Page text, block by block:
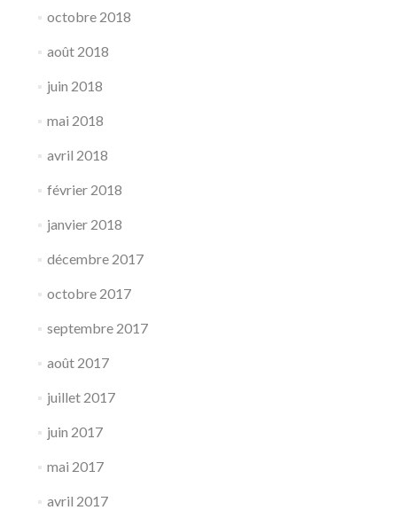
octobre 2018
août 2018
juin 2018
mai 2018
avril 2018
février 2018
janvier 2018
décembre 2017
octobre 2017
septembre 2017
août 2017
juillet 2017
juin 2017
mai 2017
avril 2017